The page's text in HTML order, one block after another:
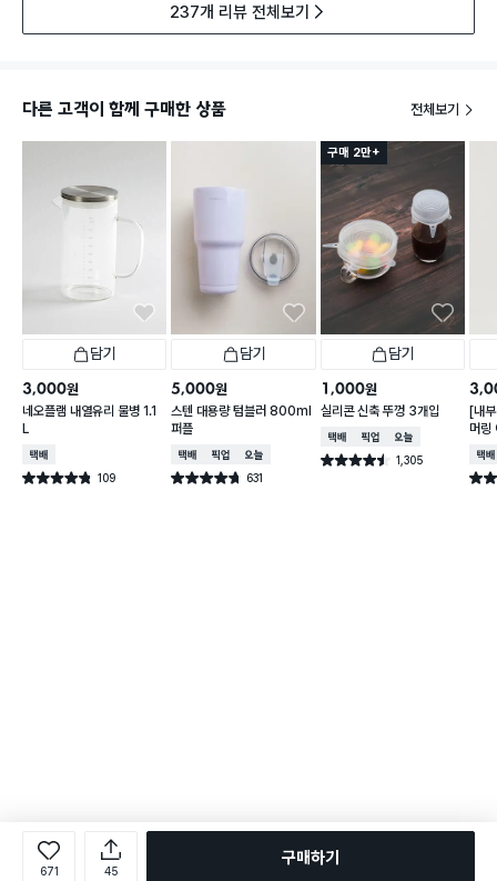
237개 리뷰 전체보기
다른 고객이 함께 구매한 상품 전체보기
담기
3,000원
네오플램 내열유리 물병 1.1
L
택배배송
별점 4.8점 109
건 작성
담기
5,000원
스텐 대용량 텀블러 800ml
퍼플
택배배송매장픽업오늘배송
별점 4.7점 631
건 작성
구매 2만+
담기
1,000원
실리콘 신축 뚜껑 3개입
택배배송매장픽업오늘배송
별점 4.5점 1,305
건 작성
[내
머링
컵
택배
별점
671 45
구매하기